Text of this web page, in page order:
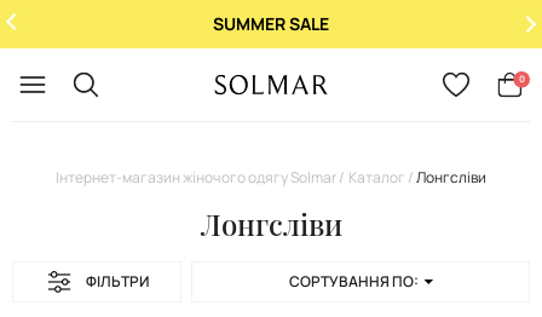
При купівлі 2 ароматів - 3-й у подарунок!
0
Інтернет-магазин жіночого одягу Solmar Каталог Лонгсліви
Лонгсліви
ФІЛЬТРИ СОРТУВАННЯ ПО: